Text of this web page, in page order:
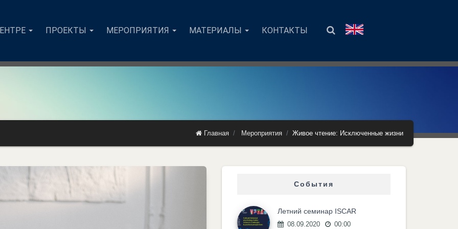
ПРОЕКТЫ МЕРОПРИЯТИЯ МАТЕРИАЛЫ КОНТАКТЫ
Главная Мероприятия Живое чтение: Исключенные жизни
События
Летний семинар ISCAR
08.09.2020 00:00